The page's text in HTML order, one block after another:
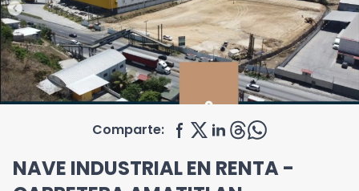
Comparte:
NAVE INDUSTRIAL EN RENTA -